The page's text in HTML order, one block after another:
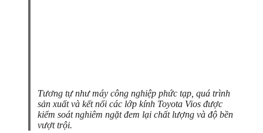
Tương tự như máy công nghiệp phức tạp, quá trình
sản xuất và kết nối các lớp kính Toyota Vios được
kiểm soát nghiêm ngặt đem lại chất lượng và độ bền
vượt trội.